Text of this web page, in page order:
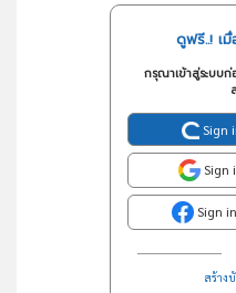
ดูฟรี..! เ
กรุณาเข้าสู่ระบบ
Sign
Sign
Sign
สร้าง